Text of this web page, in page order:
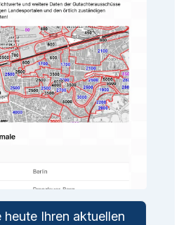
heute Ihren aktuellen